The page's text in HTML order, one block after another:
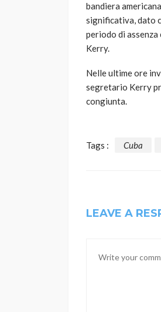
bandiera
significativa, dato
periodo di
Kerry.
Nelle ultime ore
segretario Kerry
congiunta.
Tags : Cuba
LEAVE A